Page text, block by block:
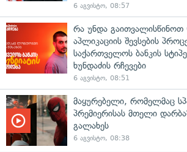
6 აგვისტო, 08:57
რა უნდა გაითვალისწინოთ
აპლიკაციის შევსების
საქართველოს ბანკის
ხუნდაძის რჩევები
6 აგვისტო, 08:51
მაყურებელი, რომელმაც
პრემიერისას მთელი
გალახეს
6 აგვისტო, 08:38